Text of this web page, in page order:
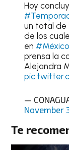
Hoy
un total de
de los
en #México
prensa la
Alejandra
—
November
Te